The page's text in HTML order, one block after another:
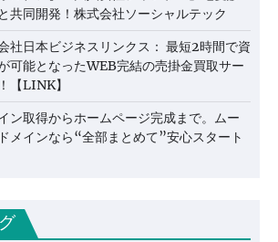
共同開発！株式会社ソーシャルテック
社日本ビジネスリンクス： 最短2時間で資
可能となったWEB完結の売掛金買取サー
【LINK】
ン取得からホームページ完成まで。ムー
メインなら“全部まとめて”安心スタート